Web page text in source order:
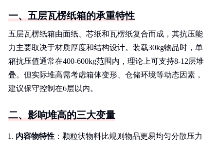
一、五层瓦楞纸箱的承重特性
五层瓦楞纸箱由面纸、芯纸和瓦楞纸复合而成，其抗压能
力主要取决于材质厚度和结构设计。装载30kg物品时，单
箱抗压值通常在400-600kg范围内，理论上可支持8-12层堆
叠。但实际堆高需考虑箱体变形、仓储环境等动态因素，
建议保守控制在6层以内。
二、影响堆高的三大变量
内容物特性 ：颗粒状物料比规则物品更易均匀分散压力